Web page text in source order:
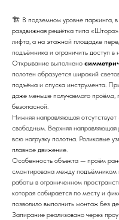
🏗 В подземном уровне паркинга, в
раздвижная решётка типа
лифта, а на этажной площадке
подъёмника и ограничить доступ в
Открывание выполнено
полотен образуется широкий
подъёма и спуска инструмента.
даже меньше получаемого проёма,
безопасной.
Нижняя направляющая
свободным. Верхняя
всю нагрузку полотна. Роликовые
плавное движение.
Особенность объекта — проём
смонтирована между подъёмником
работы в ограниченном
которая собирается по месту и
позволило выполнить монтаж без
Запирание реализовано через